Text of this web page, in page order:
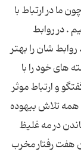
ما در ارتباط با
. در روابط
شان را بهتر
های خود را با
و ارتباط موثر
تلاش بیهوده
در مه غلیظ
هفت رفتار مخرب